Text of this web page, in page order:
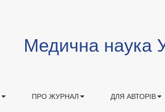
Медична наука
ПРО ЖУРНАЛ ДЛЯ АВТОРІВ